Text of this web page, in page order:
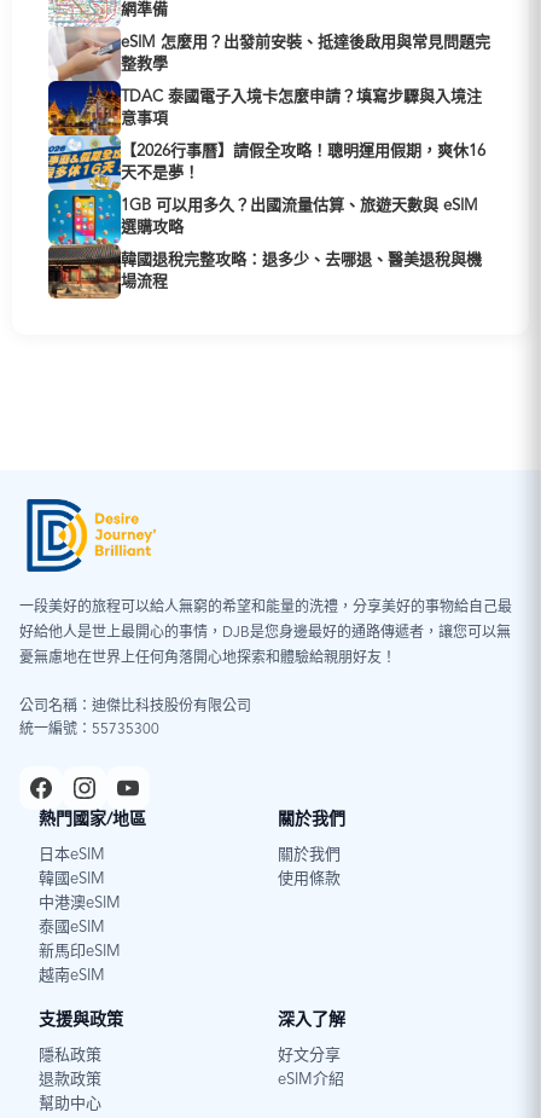
網準備
eSIM 怎麼用？出發前安裝、抵達後啟用與常見問題完
整教學
TDAC 泰國電子入境卡怎麼申請？填寫步驟與入境注
意事項
【2026行事曆】請假全攻略！聰明運用假期，爽休16
天不是夢！
1GB 可以用多久？出國流量估算、旅遊天數與 eSIM
選購攻略
韓國退稅完整攻略：退多少、去哪退、醫美退稅與機
場流程
一段美好的旅程可以給人無窮的希望和能量的洗禮，分享美好的事物給自己最
好給他人是世上最開心的事情，DJB是您身邊最好的通路傳遞者，讓您可以無
憂無慮地在世界上任何角落開心地探索和體驗給親朋好友！
公司名稱：迪傑比科技股份有限公司
統一編號：55735300
熱門國家/地區
日本eSIM
韓國eSIM
中港澳eSIM
泰國eSIM
新馬印eSIM
越南eSIM
關於我們
關於我們
使用條款
支援與政策
隱私政策
退款政策
幫助中心
深入了解
好文分享
eSIM介紹